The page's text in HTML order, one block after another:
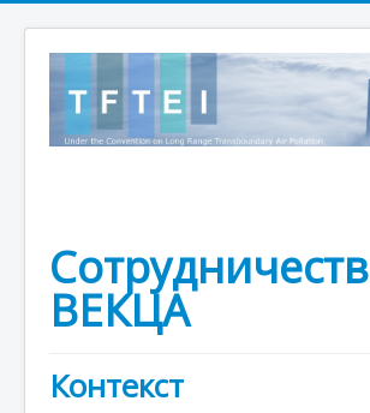
ВЕКЦА
Контекст